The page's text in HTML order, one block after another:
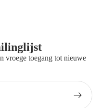
vroege toegang tot nieuwe